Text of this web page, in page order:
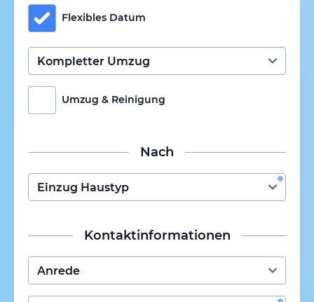
Flexibles Datum
Umzug & Reinigung
Nach
Kontaktinformationen